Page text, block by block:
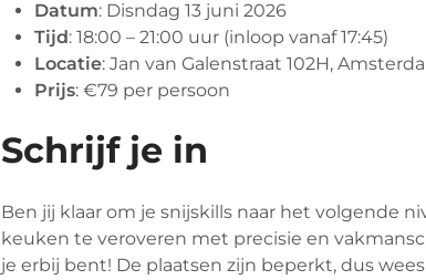
Datum: Disndag 13 juni 2026
Tijd: 18:00 – 21:00 uur (inloop vanaf 17:45)
Locatie: Jan van Galenstraat 102H,
Prijs: €79 per persoon
Schrijf je in
Ben jij klaar om je snijskills naar het volgende
keuken te veroveren met precisie en
je erbij bent! De plaatsen zijn beperkt, dus